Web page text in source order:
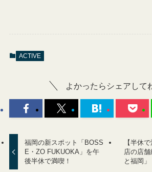
ACTIVE
よかったらシェアして
福岡の新スポット「BOSS
E・ZO FUKUOKA」を午
後半休で満喫！
【半休
店の店
と福岡」